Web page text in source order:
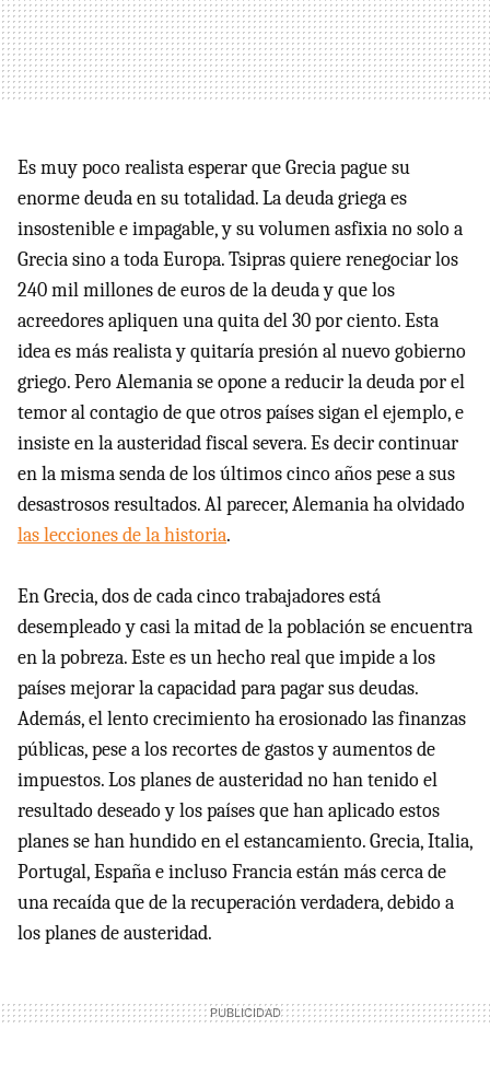
Es muy poco realista esperar que Grecia pague su
enorme deuda en su totalidad. La deuda griega es
insostenible e impagable, y su volumen asfixia no solo a
Grecia sino a toda Europa. Tsipras quiere renegociar los
240 mil millones de euros de la deuda y que los
acreedores apliquen una quita del 30 por ciento. Esta
idea es más realista y quitaría presión al nuevo gobierno
griego. Pero Alemania se opone a reducir la deuda por el
temor al contagio de que otros países sigan el ejemplo, e
insiste en la austeridad fiscal severa. Es decir continuar
en la misma senda de los últimos cinco años pese a sus
desastrosos resultados. Al parecer, Alemania ha olvidado
las lecciones de la historia.
En Grecia, dos de cada cinco trabajadores está
desempleado y casi la mitad de la población se encuentra
en la pobreza. Este es un hecho real que impide a los
países mejorar la capacidad para pagar sus deudas.
Además, el lento crecimiento ha erosionado las finanzas
públicas, pese a los recortes de gastos y aumentos de
impuestos. Los planes de austeridad no han tenido el
resultado deseado y los países que han aplicado estos
planes se han hundido en el estancamiento. Grecia, Italia,
Portugal, España e incluso Francia están más cerca de
una recaída que de la recuperación verdadera, debido a
los planes de austeridad.